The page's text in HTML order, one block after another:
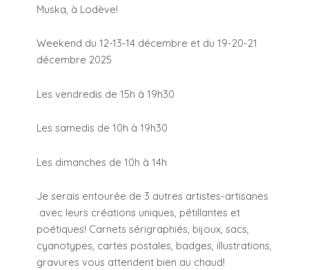
Muska, à Lodève!
Weekend du 12-13-14 décembre et du 19-20-21
décembre 2025
Les vendredis de 15h à 19h30
Les samedis de 10h à 19h30
Les dimanches de 10h à 14h
Je serais entourée de 3 autres artistes-artisanes
avec leurs créations uniques, pétillantes et
poétiques! Carnets sérigraphiés, bijoux, sacs,
cyanotypes, cartes postales, badges, illustrations,
gravures vous attendent bien au chaud!